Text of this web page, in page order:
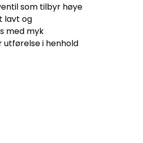
som tilbyr høye
lavt og
med myk
utførelse i henhold